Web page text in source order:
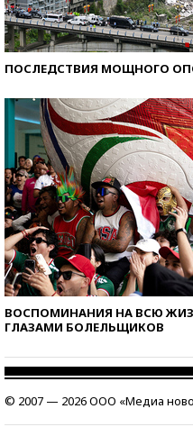
ПОСЛЕДСТВИЯ МОЩНОГО
ВОСПОМИНАНИЯ НА ВСЮ
ГЛАЗАМИ БОЛЕЛЬЩИКОВ
© 2007 — 2026 ООО «Медиа